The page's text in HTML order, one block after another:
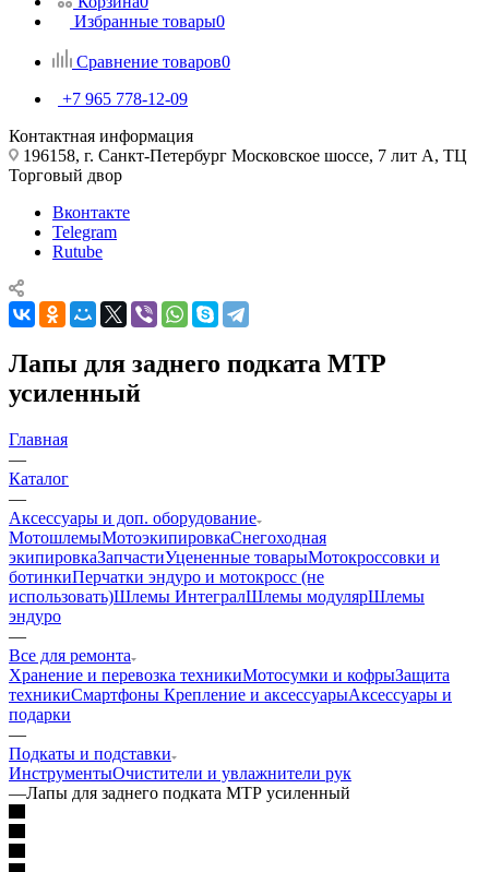
Избранные товары0
Сравнение товаров0
+7 965 778-12-09
Контактная информация
196158, г. Санкт-Петербург Московское шоссе, 7 лит А, ТЦ
Торговый двор
Вконтакте
Telegram
Rutube
Лапы для заднего подката МТР
усиленный
Главная
—
Каталог
—
Аксессуары и доп. оборудование
МотошлемыМотоэкипировкаСнегоходная
экипировкаЗапчастиУцененные товарыМотокроссовки и
ботинкиПерчатки эндуро и мотокросс (не
использовать)Шлемы ИнтегралШлемы модулярШлемы
эндуро
—
Все для ремонта
Хранение и перевозка техникиМотосумки и кофрыЗащита
техникиСмартфоны Крепление и аксессуарыАксессуары и
подарки
—
Подкаты и подставки
ИнструментыОчистители и увлажнители рук
—Лапы для заднего подката МТР усиленный